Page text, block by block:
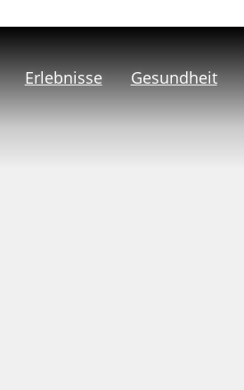
Erlebnisse Gesundheit